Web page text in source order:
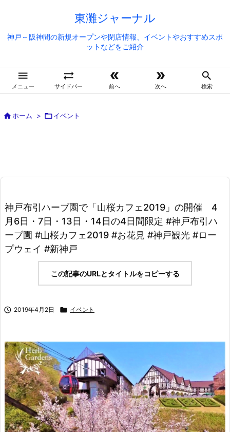
東灘ジャーナル
神戸～阪神間の新規オープンや閉店情報、イベントやおすすめスポ
ットなどをご紹介

メニュー

サイドバー

前へ

次へ

検索
ホーム > イベント
神戸布引ハーブ園で「山桜カフェ2019」の開催 4
月6日・7日・13日・14日の4日間限定 #神戸布引ハ
ーブ園 #山桜カフェ2019 #お花見 #神戸観光 #ロー
プウェイ #新神戸
この記事のURLとタイトルをコピーする
 2019年4月2日  イベント